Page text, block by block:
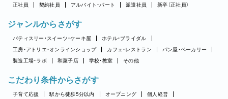
正社員 契約社員 アルバイト・パート 派遣社員 新卒（正社員）
ジャンルからさがす
パティスリー・スイーツ・ケーキ屋
ホテル・ブライダル
工房・アトリエ・オンラインショップ
カフェ・レストラン
パン屋・ベーカリー
製造工場・ラボ
和菓子店 学校・教室 その他
こだわり条件からさがす
子育て応援 駅から徒歩5分以内 オープニング
個人経営